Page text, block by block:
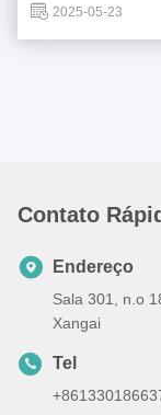
máquinas de
Confiabilidade
2025-05-23
Contato
Endereço
Sala 301, n.o
Xangai
Tel